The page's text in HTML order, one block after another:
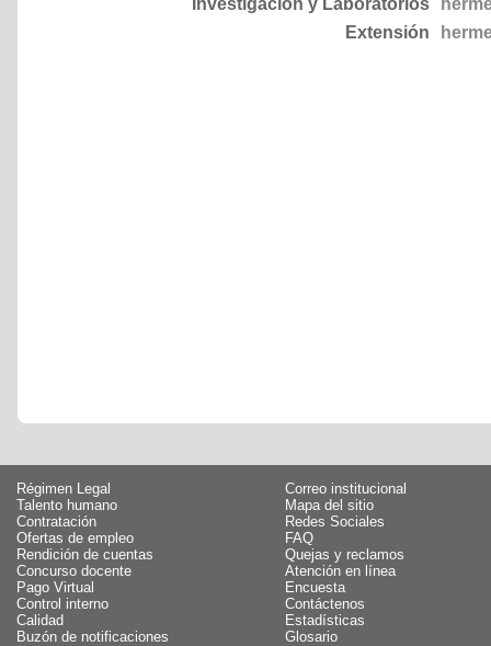
Investigación y Laboratorios
Extensión
Régimen Legal
Talento humano
Contratación
Ofertas de empleo
Rendición de cuentas
Concurso docente
Pago Virtual
Control interno
Calidad
Buzón de notificaciones
Correo institucional
Mapa del sitio
Redes Sociales
FAQ
Quejas y reclamos
Atención en línea
Encuesta
Contáctenos
Estadísticas
Glosario